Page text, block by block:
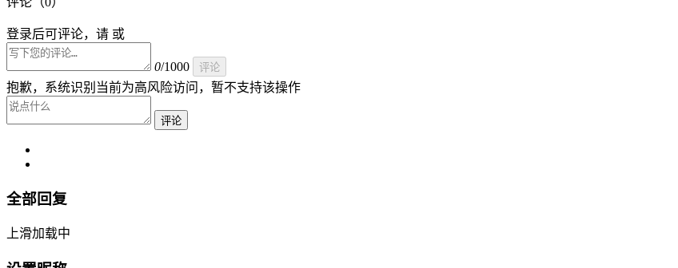
登录后可评论，请 或
0/1000 评论
抱歉，系统识别当前为高风险访问，暂不支持该操作
评论
全部回复
上滑加载中